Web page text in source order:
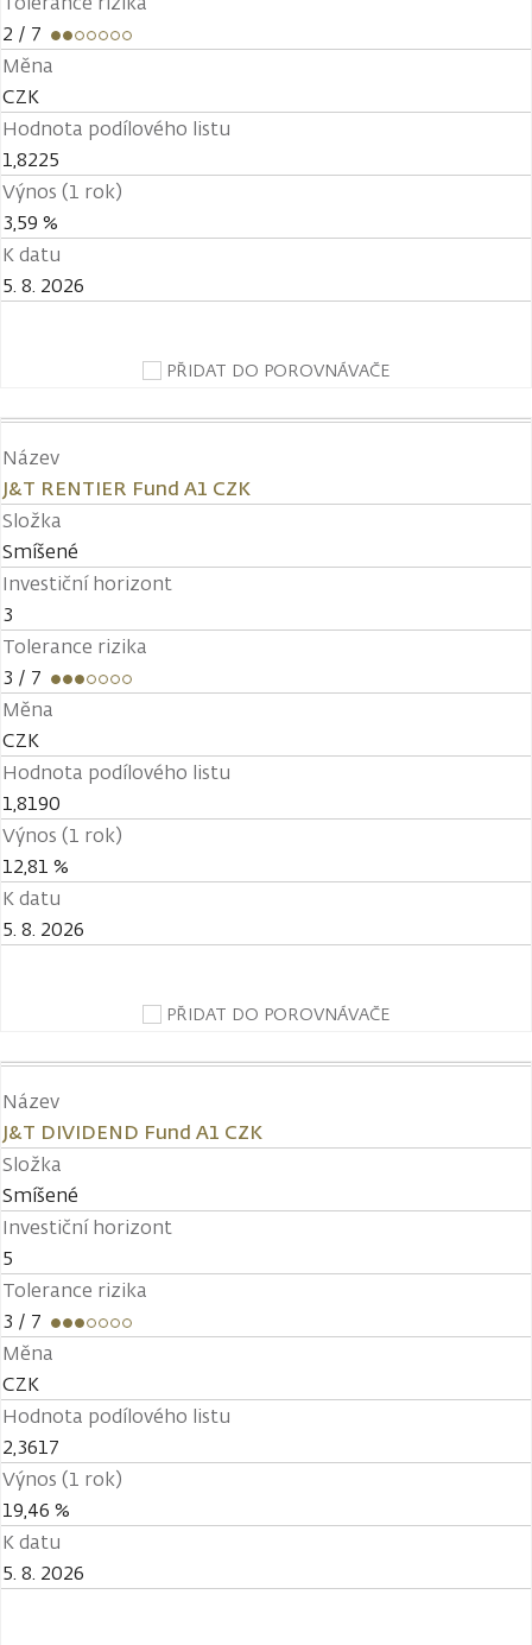
2 / 7
Měna
CZK
Hodnota podílového listu
1,8225
Výnos (1 rok)
3,59 %
K datu
5. 8. 2026
PŘIDAT DO POROVNÁVAČE
Název
J&T RENTIER Fund A1 CZK
Složka
Smíšené
Investiční horizont
3
Tolerance rizika
3 / 7
Měna
CZK
Hodnota podílového listu
1,8190
Výnos (1 rok)
12,81 %
K datu
5. 8. 2026
PŘIDAT DO POROVNÁVAČE
Název
J&T DIVIDEND Fund A1 CZK
Složka
Smíšené
Investiční horizont
5
Tolerance rizika
3 / 7
Měna
CZK
Hodnota podílového listu
2,3617
Výnos (1 rok)
19,46 %
K datu
5. 8. 2026